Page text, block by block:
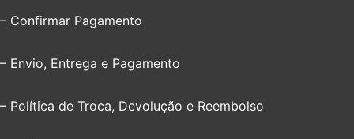
– Confirmar Pagamento
– Envio, Entrega e Pagamento
– Política de Troca, Devolução e Reembolso